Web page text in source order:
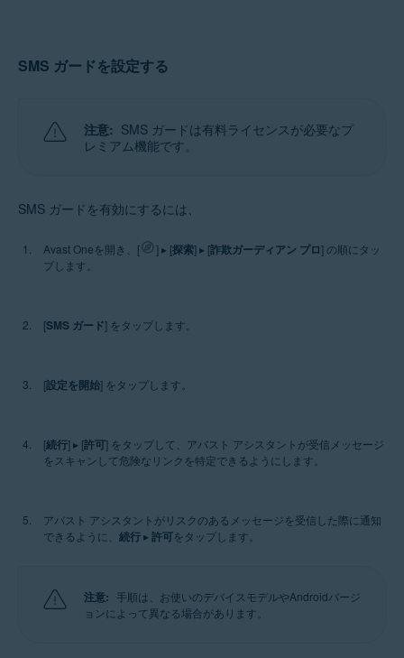
SMS ガードを設定する
注意: SMS ガードは有料ライセンスが必要なプ
レミアム機能です。
SMS ガードを有効にするには、
Avast Oneを開き、[ ] ▸ [探索] ▸ [詐欺ガーディアン プロ] の順にタッ
プします。
[SMS ガード] をタップします。
[設定を開始] をタップします。
[続行] ▸ [許可] をタップして、アバスト アシスタントが受信メッセージ
をスキャンして危険なリンクを特定できるようにします。
アバスト アシスタントがリスクのあるメッセージを受信した際に通知
できるように、 続行▸ 許可をタップします。
注意: 手順は、お使いのデバイスモデルやAndroidバージ
ョンによって異なる場合があります。